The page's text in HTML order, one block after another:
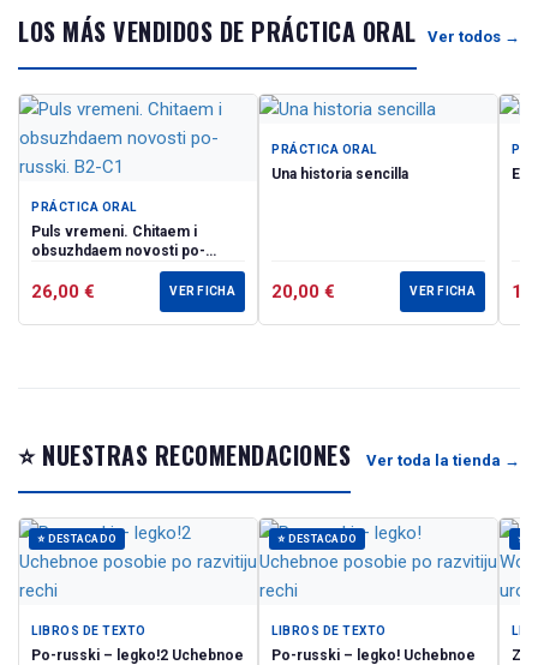
LOS MÁS VENDIDOS DE PRÁCTICA ORAL Ver todos →
PRÁCTICA ORAL
Puls vremeni. Chitaem i
obsuzhdaem novosti po-
26,00 € VER FICHA
PRÁCTICA ORAL
Una historia sencilla
20,00 € VER FICHA
⭐ NUESTRAS RECOMENDACIONES Ver toda la tienda →
⭐ DESTACADO
LIBROS DE TEXTO
Po-russki – legko!2 Uchebnoe
⭐ DESTACADO
LIBROS DE TEXTO
Po-russki – legko! Uchebnoe
⭐